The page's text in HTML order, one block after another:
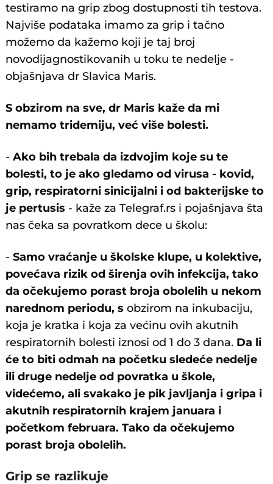
testiramo na grip zbog dostupnosti tih testova.
Najviše podataka imamo za grip i tačno
možemo da kažemo koji je taj broj
novodijagnostikovanih u toku te nedelje -
objašnjava dr Slavica Maris.
S obzirom na sve, dr Maris kaže da mi
nemamo tridemiju, već više bolesti.
-Ako bih trebala da izdvojim koje su te
bolesti, to je ako gledamo od virusa - kovid,
grip, respiratorni sinicijalni i od bakterijske to
je pertusis - kaže za Telegraf.rs i pojašnjava šta
nas čeka sa povratkom dece u školu:
-Samo vraćanje u školske klupe, u kolektive,
povećava rizik od širenja ovih infekcija, tako
da očekujemo porast broja obolelih u nekom
narednom periodu, s obzirom na inkubaciju,
koja je kratka i koja za većinu ovih akutnih
respiratornih bolesti iznosi od 1 do 3 dana. Da li
će to biti odmah na početku sledeće nedelje
ili druge nedelje od povratka u škole,
videćemo, ali svakako je pik javljanja i gripa i
akutnih respiratornih krajem januara i
početkom februara. Tako da očekujemo
porast broja obolelih.
Grip se razlikuje